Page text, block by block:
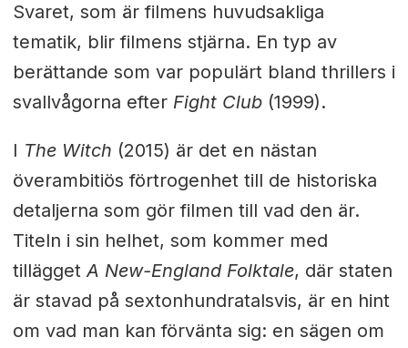
Svaret, som är filmens huvudsakliga
tematik, blir filmens stjärna. En typ av
berättande som var populärt bland thrillers i
svallvågorna efter Fight Club(1999).
I The Witch (2015) är det en nästan
överambitiös förtrogenhet till de historiska
detaljerna som gör filmen till vad den är.
Titeln i sin helhet, som kommer med
tilläggetA New-England Folktale, där staten
är stavad på sextonhundratalsvis, är en hint
om vad man kan förvänta sig: en sägen om